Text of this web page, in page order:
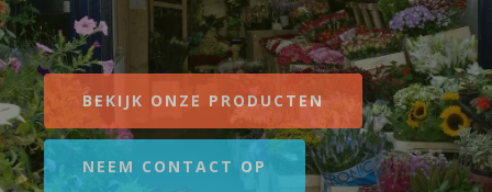
BEKIJK ONZE PRODUCTEN
NEEM CONTACT OP